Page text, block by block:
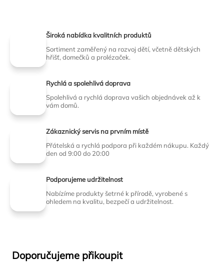
Široká nabídka kvalitních produktů
Sortiment zaměřený na rozvoj dětí, včetně dětských
hřišť, domečků a prolézaček.
Rychlá a spolehlivá doprava
Spolehlivá a rychlá doprava vašich objednávek až k
vám domů.
Zákaznický servis na prvním místě
Přátelská a rychlá podpora při každém nákupu. Každý
den od 9:00 do 20:00
Podporujeme udržitelnost
Nabízíme produkty šetrné k přírodě, vyrobené s
ohledem na kvalitu, bezpečí a udržitelnost.
Doporučujeme přikoupit